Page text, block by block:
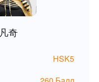
凡奇
HSK5